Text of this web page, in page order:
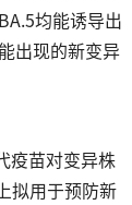
均能诱导出
出现的新变异
疫苗对变异株
拟用于预防新